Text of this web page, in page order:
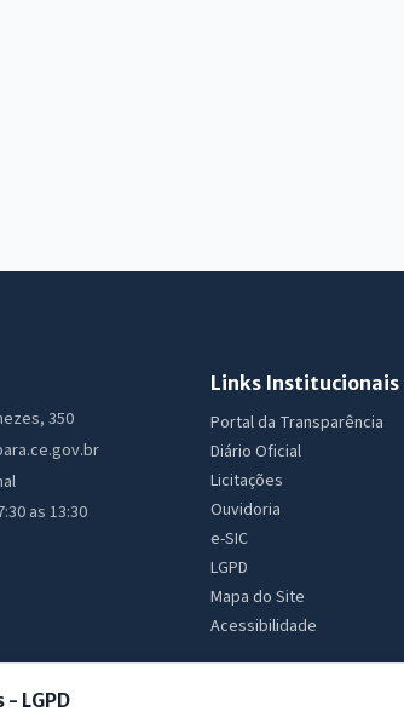
350
as 13:30
Links Institucionais
Portal da Transparência
Diário Oficial
Licitações
Ouvidoria
e-SIC
LGPD
Mapa do Site
Acessibilidade
LGPD